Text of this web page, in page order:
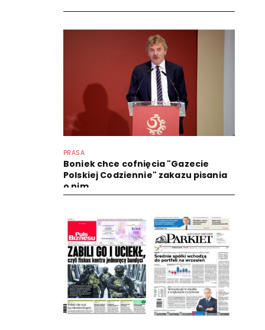
PRASA
Boniek chce cofnięcia "Gazecie
Polskiej Codziennie" zakazu pisania
o nim